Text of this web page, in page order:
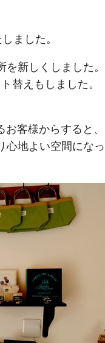
ました。
新しくしました。
替えもしました。
客様からすると、
心地よい空間になっ